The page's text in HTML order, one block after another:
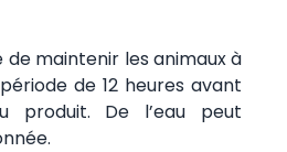
maintenir les animaux à
de 12 heures avant
produit. De l’eau peut